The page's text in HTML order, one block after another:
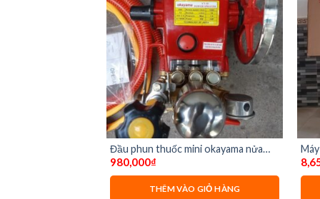
Đầu phun thuốc mini okayama nửa
ngựa yt18
980,000₫
THÊM VÀO GIỎ HÀNG
lít